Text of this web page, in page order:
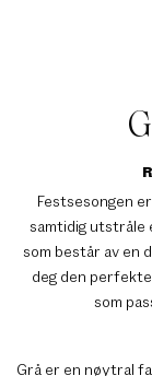
Festsesongen
samtidig utstråle
som består av en
deg den
som
Grå er en nøytral